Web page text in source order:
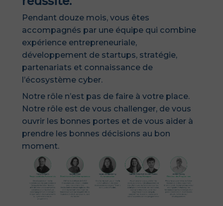
Pendant douze mois, vous êtes
accompagnés par une équipe qui combine
expérience entrepreneuriale,
développement de startups, stratégie,
partenariats et connaissance de
l’écosystème cyber.
Notre rôle n’est pas de faire à votre place.
Notre rôle est de vous challenger, de vous
ouvrir les bonnes portes et de vous aider à
prendre les bonnes décisions au bon
moment.